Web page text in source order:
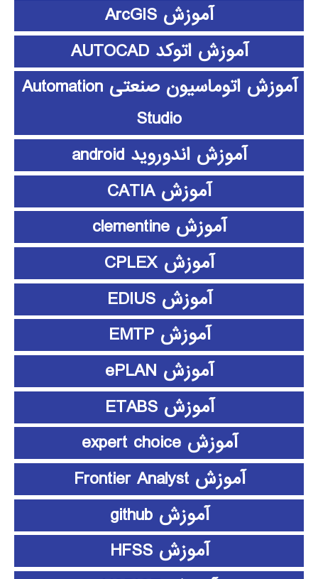
آموزش ArcGIS
آموزش اتوکد AUTOCAD
آموزش اتوماسیون صنعتی Automation
Studio
آموزش اندوروید android
آموزش CATIA
آموزش clementine
آموزش CPLEX
آموزش EDIUS
آموزش EMTP
آموزش ePLAN
آموزش ETABS
آموزش expert choice
آموزش Frontier Analyst
آموزش github
آموزش HFSS